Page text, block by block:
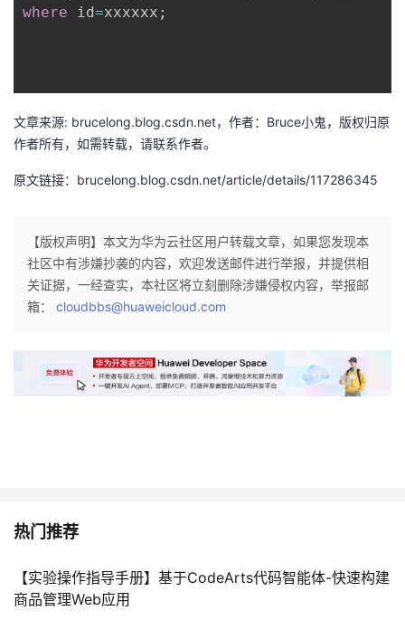
注
者
我
的
程
我
认
的
我
的
我
持
的
技
支
我
的
声
where id=xxxxxx ;
文章来源: brucelong.blog.csdn.net，作者：Bruce小鬼，版权归原
作者所有，如需转载，请联系作者。
原文链接：brucelong.blog.csdn.net/article/details/117286345
【版权声明】本文为华为云社区用户转载文章，如果您发现本
社区中有涉嫌抄袭的内容，欢迎发送邮件进行举报，并提供相
关证据，一经查实，本社区将立刻删除涉嫌侵权内容，举报邮
箱： cloudbbs@huaweicloud.com
热门推荐
【实验操作指导手册】基于CodeArts代码智能体-快速构建
商品管理Web应用